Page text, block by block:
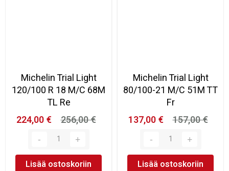
Michelin Trial Light
120/100 R 18 M/C 68M
TL Re
224,00 €
256,00 €
Lisää ostoskoriin
Michelin Trial Light
80/100-21 M/C 51M TT
Fr
137,00 €
157,00 €
Lisää ostoskoriin